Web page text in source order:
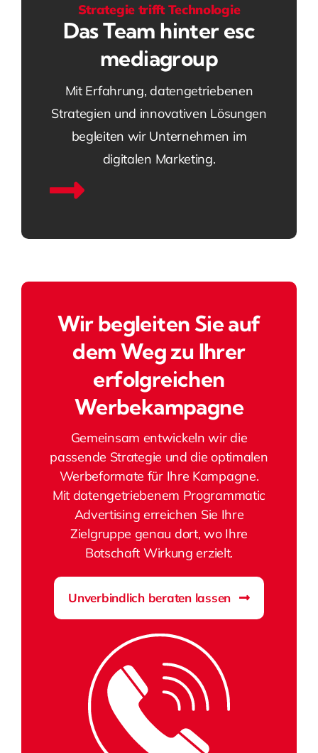
Strategie trifft Technologie
Das Team hinter esc
mediagroup
Mit Erfahrung, datengetriebenen
Strategien und innovativen Lösungen
begleiten wir Unternehmen im
digitalen Marketing.
Wir begleiten Sie auf
dem Weg zu Ihrer
erfolgreichen
Werbekampagne
Gemeinsam entwickeln wir die
passende Strategie und die optimalen
Werbeformate für Ihre Kampagne.
Mit datengetriebenem Programmatic
Advertising erreichen Sie Ihre
Zielgruppe genau dort, wo Ihre
Botschaft Wirkung erzielt.
Unverbindlich beraten lassen